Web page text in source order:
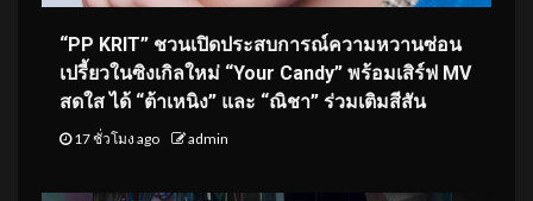
“PP KRIT” ชวนเปิดประสบการณ์ความหวานซ่อน
เปรี้ยวในซิงเกิลใหม่ “Your Candy” พร้อมเสิร์ฟ MV
สดใส ได้ “ต้าเหนิง” และ “ณิชา” ร่วมเติมสีสัน
17 ชั่วโมง ago admin